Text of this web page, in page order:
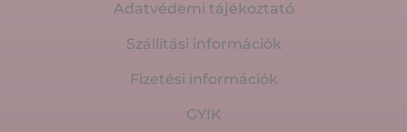
Adatvédemi tájékoztató
Szállítási információk
Fizetési információk
GYIK